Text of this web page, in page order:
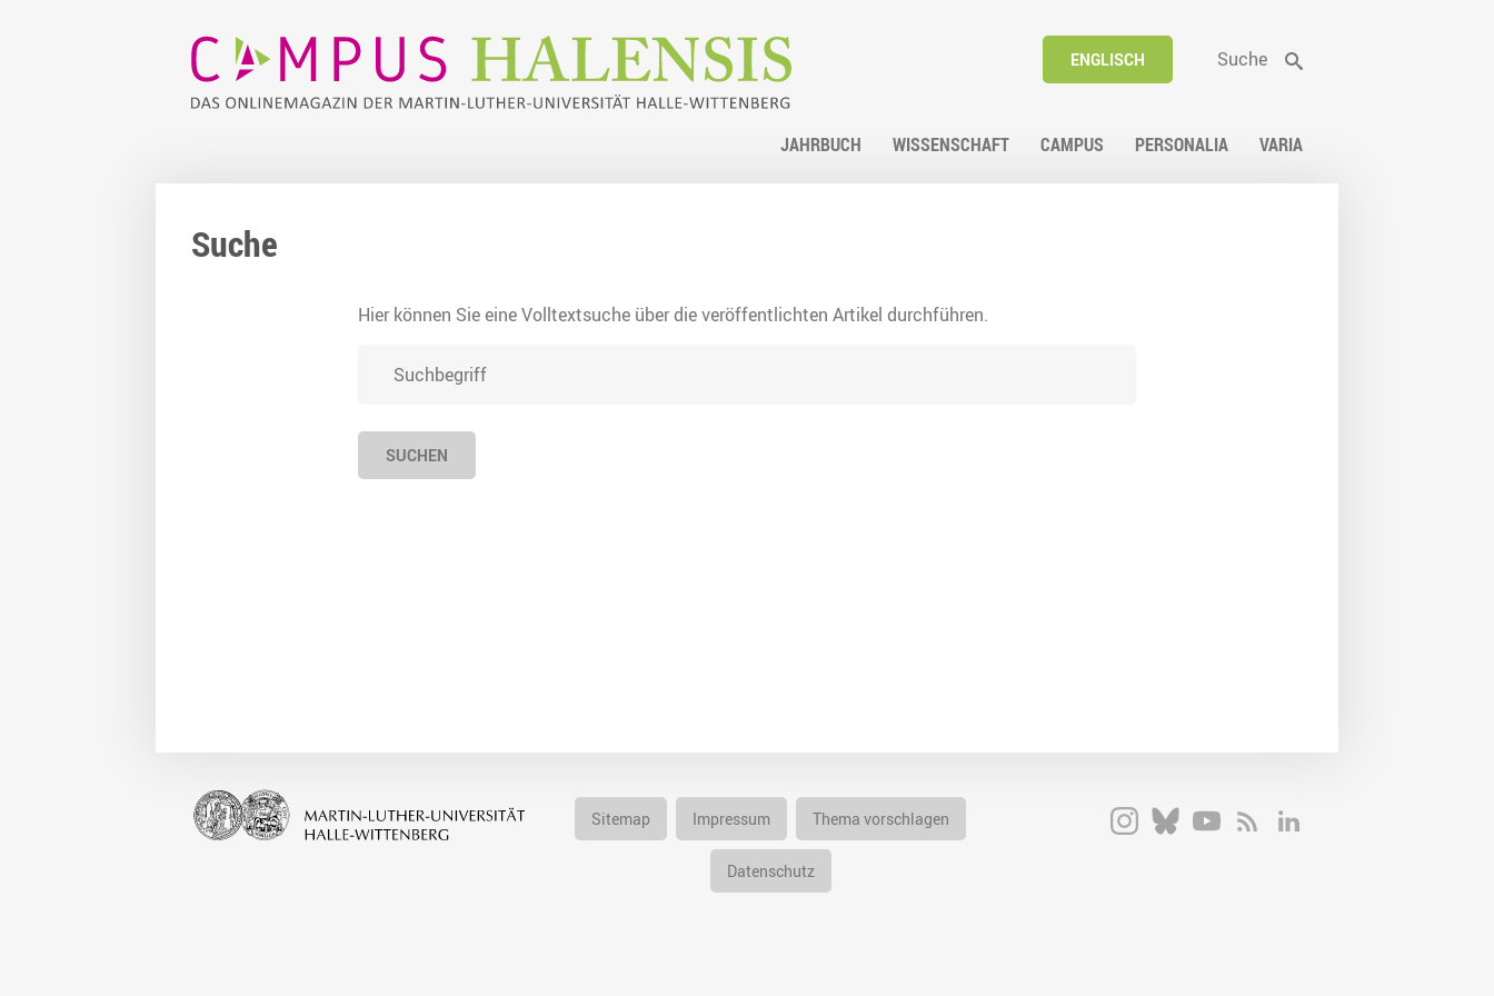
ENGLISCH Suche
JAHRBUCH WISSENSCHAFT CAMPUS PERSONALIA VARIA
Suche
Hier können Sie eine Volltextsuche über die veröffentlichten Artikel durchführen.
SUCHEN
Sitemap Impressum Thema vorschlagen
Datenschutz